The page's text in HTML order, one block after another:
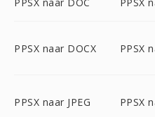
PPSX naar DOCX PPSX
PPSX naar JPEG PPSX